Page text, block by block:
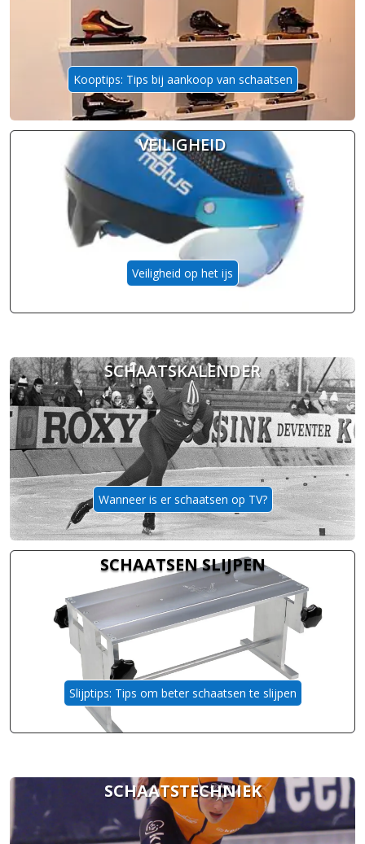
Kooptips: Tips bij aankoop van schaatsen
VEILIGHEID
Veiligheid op het ijs
SCHAATSKALENDER
Wanneer is er schaatsen op TV?
SCHAATSEN SLIJPEN
Slijptips: Tips om beter schaatsen te slijpen
SCHAATSTECHNIEK